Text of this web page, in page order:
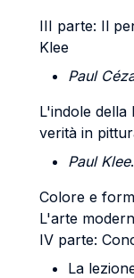
III parte: Il
Klee
Paul
L'indole
verità in
Paul Klee.
Colore e
L'arte
IV parte:
La